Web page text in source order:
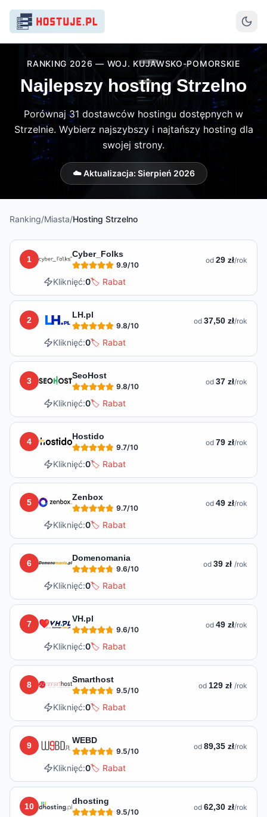
RANKING 2026 — WOJ. KUJAWSKO-POMORSKIE
Najlepszy hosting Strzelno
Porównaj 31 dostawców hostingu dostępnych w
Strzelnie. Wybierz najszybszy i najtańszy hosting dla
swojej strony.
☁️ Aktualizacja: Sierpień 2026
Ranking/Miasta/Hosting Strzelno
Lista hostingów dostępnych w
1
Cyber_Folks
9.9/10 od 29 zł/rok
Kliknięć:0🏷️ Rabat
2
LH.pl
9.8/10 od 37,50 zł/rok
Kliknięć:0🏷️ Rabat
3
SeoHost
9.8/10 od 37 zł/rok
Kliknięć:0🏷️ Rabat
4
Hostido
9.7/10 od 79 zł/rok
Kliknięć:0🏷️ Rabat
5
Zenbox
9.7/10 od 49 zł/rok
Kliknięć:0🏷️ Rabat
6
Domenomania
9.6/10 od 39 zł /rok
Kliknięć:0🏷️ Rabat
7
VH.pl
9.6/10 od 49 zł/rok
Kliknięć:0🏷️ Rabat
8
Smarthost
9.5/10 od 129 zł /rok
Kliknięć:0🏷️ Rabat
9
WEBD
9.5/10 od 89,35 zł/rok
Kliknięć:0🏷️ Rabat
10
dhosting
9.5/10 od 62,30 zł/rok